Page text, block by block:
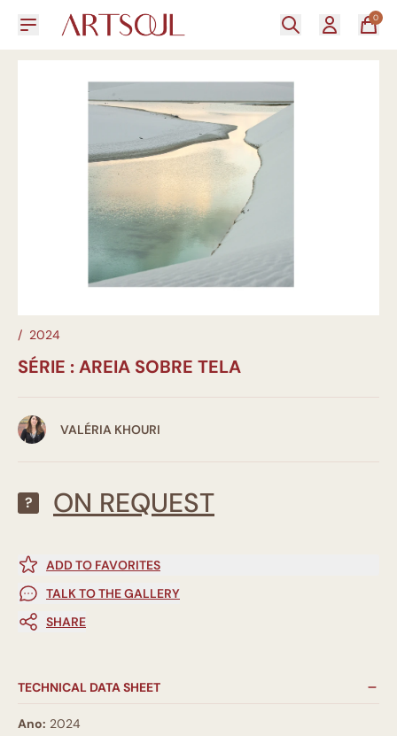
0
/ 2024
SÉRIE : AREIA SOBRE TELA
VALÉRIA KHOURI
? ON REQUEST
ADD TO FAVORITES
TALK TO THE GALLERY
SHARE
TECHNICAL DATA SHEET
Ano: 2024